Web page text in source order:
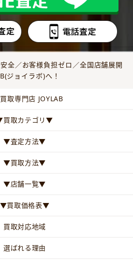
全／お客様負担ゼロ／全国店舗展開
ジョイラボ)へ！
取専門店 JOYLAB
取カテゴリ▼
▼査定方法▼
▼買取方法▼
▼店舗一覧▼
▼買取価格表▼
買取対応地域
選ばれる理由